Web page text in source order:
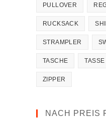
PULLOVER
RUCKSACK
STRAMPLER
TASCHE TASSE
ZIPPER
NACH PREIS